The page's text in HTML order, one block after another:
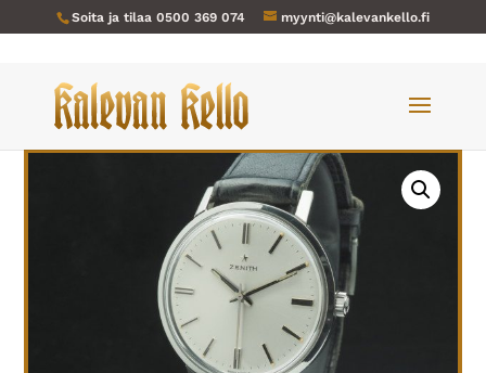
Soita ja tilaa 0500 369 074 myynti@kalevankello.fi
Verkkokauppa/Miesten kellot